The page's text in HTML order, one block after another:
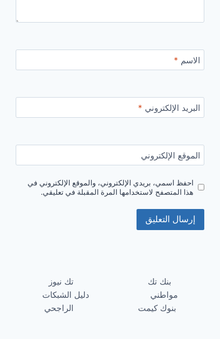
الاسم *
البريد الإلكتروني *
الموقع الإلكتروني
احفظ اسمي، بريدي الإلكتروني، والموقع الإلكتروني في
هذا المتصفح لاستخدامها المرة المقبلة في تعليقي.
بنك تك
تك نيوز
مواطني
دليل الشبكات
بنوك كيمت
الراجحي